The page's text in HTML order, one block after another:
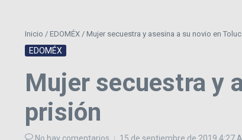
Inicio / EDOMÉX / Mujer secuestra y asesina a su novio en
EDOMÉX
Mujer secuestra y
prisión